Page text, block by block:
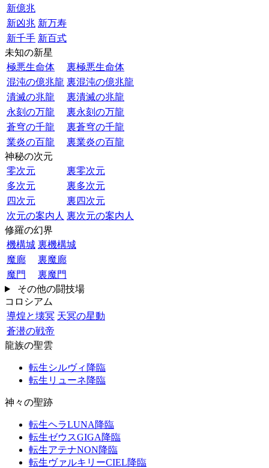
新億兆
新凶兆 新万寿
新千手 新百式
未知の新星
極悪生命体
裏極悪生命体
混沌の億兆龍 裏混沌の億兆龍
潰滅の兆龍
裏潰滅の兆龍
永刻の万龍
裏永刻の万龍
蒼穹の千龍
裏蒼穹の千龍
業炎の百龍
裏業炎の百龍
神秘の次元
零次元
裏零次元
多次元
裏多次元
四次元
裏四次元
次元の案内人 裏次元の案内人
修羅の幻界
機構城 裏機構城
魔廊
裏魔廊
魔門
裏魔門
その他の闘技場
コロシアム
導煌と壊冥 天冥の星動
蒼潜の戦帝
龍族の聖雲
転生シルヴィ降臨
転生リューネ降臨
神々の聖跡
転生ヘラLUNA降臨
転生ゼウスGIGA降臨
転生アテナNON降臨
転生ヴァルキリーCIEL降臨